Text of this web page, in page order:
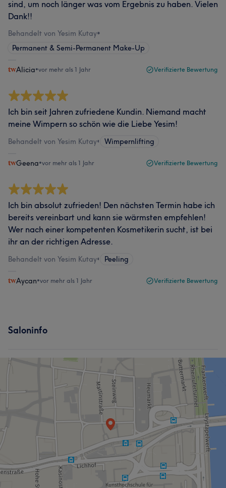
sind, um noch länger was vom Ergebnis zu haben. Vielen
Dank!!
Behandelt von Yesim Kutay•
Permanent & Semi-Permanent Make-Up
Alicia•vor mehr als 1 Jahr Verifizierte Bewertung
Ich bin seit Jahren zufriedene Kundin. Niemand macht
meine Wimpern so schön wie die Liebe Yesim!
Behandelt von Yesim Kutay• Wimpernlifting
Geena•vor mehr als 1 Jahr Verifizierte Bewertung
Ich bin absolut zufrieden! Den nächsten Termin habe ich
bereits vereinbart und kann sie wärmsten empfehlen!
Wer nach einer kompetenten Kosmetikerin sucht, ist bei
ihr an der richtigen Adresse.
Behandelt von Yesim Kutay• Peeling
Aycan•vor mehr als 1 Jahr Verifizierte Bewertung
Saloninfo